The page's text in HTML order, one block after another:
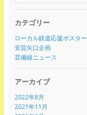
カテゴリー
ローカル鉄道応援ポスター
安芸矢口企画
芸備線ニュース
アーカイブ
2022年8月
2021年11月